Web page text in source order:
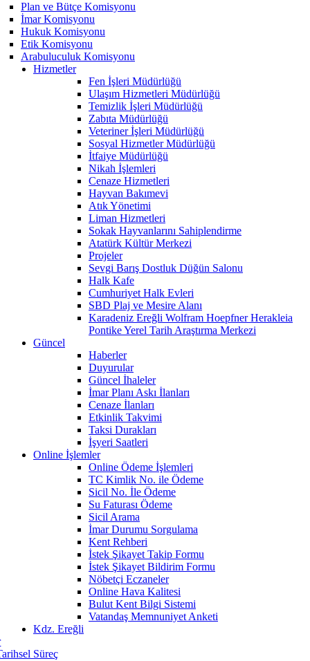
Plan ve Bütçe Komisyonu
İmar Komisyonu
Hukuk Komisyonu
Etik Komisyonu
Arabuluculuk Komisyonu
Hizmetler
Fen İşleri Müdürlüğü
Ulaşım Hizmetleri Müdürlüğü
Temizlik İşleri Müdürlüğü
Zabıta Müdürlüğü
Veteriner İşleri Müdürlüğü
Sosyal Hizmetler Müdürlüğü
İtfaiye Müdürlüğü
Nikah İşlemleri
Cenaze Hizmetleri
Hayvan Bakımevi
Atık Yönetimi
Liman Hizmetleri
Sokak Hayvanlarını Sahiplendirme
Atatürk Kültür Merkezi
Projeler
Sevgi Barış Dostluk Düğün Salonu
Halk Kafe
Cumhuriyet Halk Evleri
SBD Plaj ve Mesire Alanı
Karadeniz Ereğli Wolfram Hoepfner Herakleia
Pontike Yerel Tarih Araştırma Merkezi
Güncel
Haberler
Duyurular
Güncel İhaleler
İmar Planı Askı İlanları
Cenaze İlanları
Etkinlik Takvimi
Taksi Durakları
İşyeri Saatleri
Online İşlemler
Online Ödeme İşlemleri
TC Kimlik No. ile Ödeme
Sicil No. İle Ödeme
Su Faturası Ödeme
Sicil Arama
İmar Durumu Sorgulama
Kent Rehberi
İstek Şikayet Takip Formu
İstek Şikayet Bildirim Formu
Nöbetçi Eczaneler
Online Hava Kalitesi
Bulut Kent Bilgi Sistemi
Vatandaş Memnuniyet Anketi
Kdz. Ereğli
Süreç